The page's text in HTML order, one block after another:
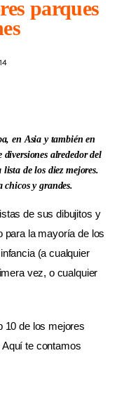
parques
en Asia y también en
alrededor del
de los diez mejores.
chicos y grandes.
de sus dibujitos y
para la mayoría de los
(a cualquier
vez, o cualquier
10 de los mejores
te contamos